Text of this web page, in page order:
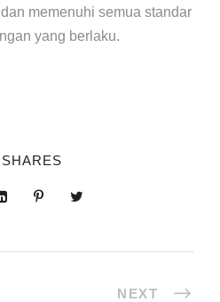
memenuhi semua standar
yang berlaku.
SHARES
NEXT